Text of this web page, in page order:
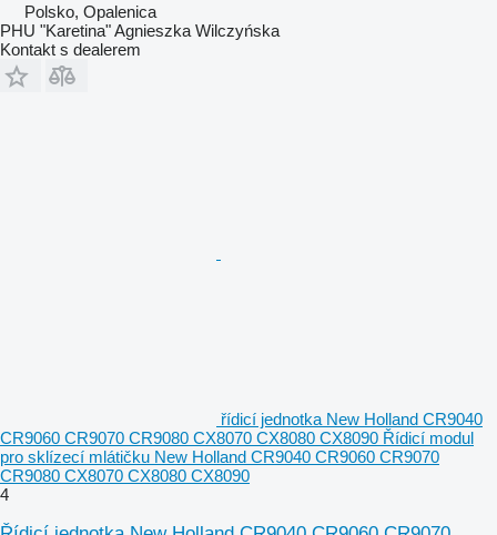
Polsko, Opalenica
PHU "Karetina" Agnieszka Wilczyńska
Kontakt s dealerem
řídicí jednotka New Holland CR9040
CR9060 CR9070 CR9080 CX8070 CX8080 CX8090 Řídicí modul
pro sklízecí mlátičku New Holland CR9040 CR9060 CR9070
CR9080 CX8070 CX8080 CX8090
4